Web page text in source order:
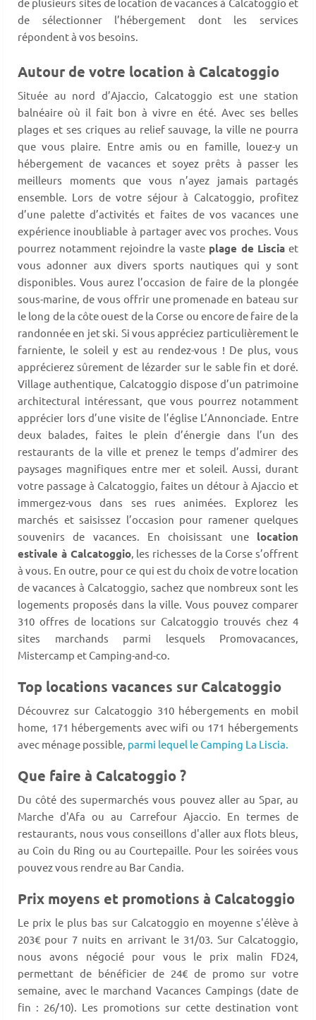
de sélectionner l’hébergement dont les services
répondent à vos besoins.
Autour de votre location à Calcatoggio
Située au nord d’Ajaccio, Calcatoggio est une station
balnéaire où il fait bon à vivre en été. Avec ses belles
plages et ses criques au relief sauvage, la ville ne pourra
que vous plaire. Entre amis ou en famille, louez-y un
hébergement de vacances et soyez prêts à passer les
meilleurs moments que vous n’ayez jamais partagés
ensemble. Lors de votre séjour à Calcatoggio, profitez
d’une palette d’activités et faites de vos vacances une
expérience inoubliable à partager avec vos proches. Vous
pourrez notamment rejoindre la vaste plage de Liscia et
vous adonner aux divers sports nautiques qui y sont
disponibles. Vous aurez l’occasion de faire de la plongée
sous-marine, de vous offrir une promenade en bateau sur
le long de la côte ouest de la Corse ou encore de faire de la
randonnée en jet ski. Si vous appréciez particulièrement le
farniente, le soleil y est au rendez-vous ! De plus, vous
apprécierez sûrement de lézarder sur le sable fin et doré.
Village authentique, Calcatoggio dispose d’un patrimoine
architectural intéressant, que vous pourrez notamment
apprécier lors d’une visite de l’église L’Annonciade. Entre
deux balades, faites le plein d’énergie dans l’un des
restaurants de la ville et prenez le temps d’admirer des
paysages magnifiques entre mer et soleil. Aussi, durant
votre passage à Calcatoggio, faites un détour à Ajaccio et
immergez-vous dans ses rues animées. Explorez les
marchés et saisissez l’occasion pour ramener quelques
souvenirs de vacances. En choisissant une location
estivale à Calcatoggio, les richesses de la Corse s’offrent
à vous. En outre, pour ce qui est du choix de votre location
de vacances à Calcatoggio, sachez que nombreux sont les
logements proposés dans la ville. Vous pouvez comparer
310 offres de locations sur Calcatoggio trouvés chez 4
sites marchands parmi lesquels Promovacances,
Mistercamp et Camping-and-co.
Top locations vacances sur Calcatoggio
Découvrez sur Calcatoggio 310 hébergements en mobil
home, 171 hébergements avec wifi ou 171 hébergements
avec ménage possible, parmi lequel le Camping La Liscia.
Que faire à Calcatoggio ?
Du côté des supermarchés vous pouvez aller au Spar, au
Marche d'Afa ou au Carrefour Ajaccio. En termes de
restaurants, nous vous conseillons d'aller aux flots bleus,
au Coin du Ring ou au Courtepaille. Pour les soirées vous
pouvez vous rendre au Bar Candia.
Prix moyens et promotions à Calcatoggio
Le prix le plus bas sur Calcatoggio en moyenne s'élève à
203€ pour 7 nuits en arrivant le 31/03. Sur Calcatoggio,
nous avons négocié pour vous le prix malin FD24,
permettant de bénéficier de 24€ de promo sur votre
semaine, avec le marchand Vacances Campings (date de
fin : 26/10). Les promotions sur cette destination vont